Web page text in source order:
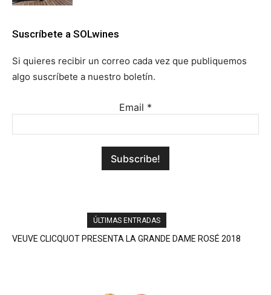
Suscríbete a SOLwines
Si quieres recibir un correo cada vez que publiquemos
algo suscríbete a nuestro boletín.
Email *
ÚLTIMAS ENTRADAS
ARROPE (EN RUEDA) LA PERFECTA PARADA GASTRONÓMICA